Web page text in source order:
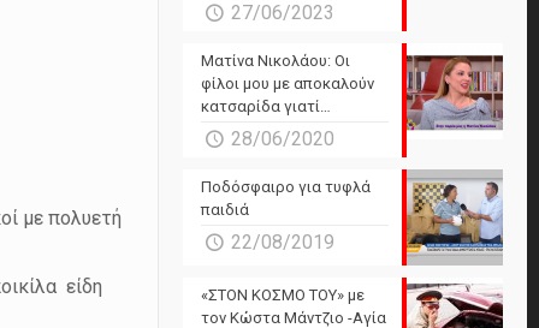
με πολυετή
είδη
27/06/2023
Ματίνα Νικολάου: Οι
φίλοι μου με αποκαλούν
κατσαρίδα γιατί…
28/06/2020
Ποδόσφαιρο για τυφλά
παιδιά
22/08/2019
«ΣΤΟΝ ΚΟΣΜΟ ΤΟΥ» με
τον Κώστα Μάντζιο -Αγία